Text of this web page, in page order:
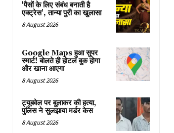
'पैसों के लिए संबंध बनाती है
एक्ट्रेस', तान्या पुरी का खुलासा
8 August 2026
Google Maps हुआ सुपर
स्मार्ट! बोलते ही होटल बुक होगा
और खाना आएगा
8 August 2026
ट्यूबवेल पर बुलाकर की हत्या,
पुलिस ने सुलझाया मर्डर केस
8 August 2026